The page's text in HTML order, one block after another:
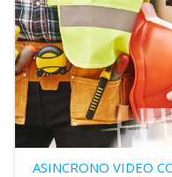
ASINCRONO VIDEO